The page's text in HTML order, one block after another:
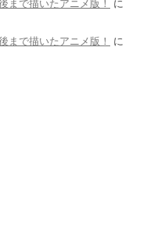
まで描いたアニメ版！
に
まで描いたアニメ版！
に